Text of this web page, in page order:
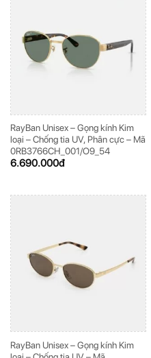
RayBan Unisex – Gọng kính Kim
loại – Chống tia UV, Phân cực – Mã
0RB3766CH_001/O9_54
6.690.000đ
RayBan Unisex – Gọng kính Kim